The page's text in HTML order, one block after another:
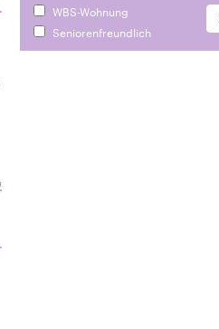
WBS-Wohnung
Seniorenfreundlich